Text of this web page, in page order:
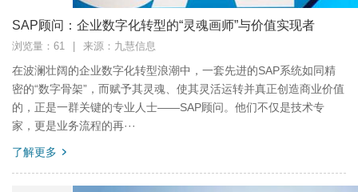
SAP顾问：企业数字化转型的“灵魂画师”与价值实现者
浏览量：61 来源：九慧信息
在波澜壮阔的企业数字化转型浪潮中，一套先进的SAP系统如同精
密的“数字骨架”，而赋予其灵魂、使其灵活运转并真正创造商业价值
的，正是一群关键的专业人士——SAP顾问。他们不仅是技术专
家，更是业务流程的再···
了解更多